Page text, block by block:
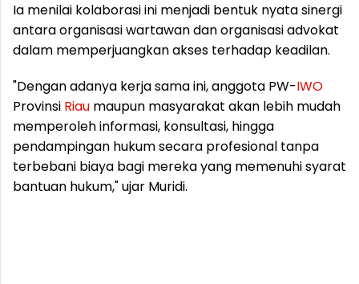
Ia menilai kolaborasi ini menjadi bentuk nyata sinergi
antara organisasi wartawan dan organisasi advokat
dalam memperjuangkan akses terhadap keadilan.
"Dengan adanya kerja sama ini, anggota PW-IWO
Provinsi Riau maupun masyarakat akan lebih mudah
memperoleh informasi, konsultasi, hingga
pendampingan hukum secara profesional tanpa
terbebani biaya bagi mereka yang memenuhi syarat
bantuan hukum," ujar Muridi.